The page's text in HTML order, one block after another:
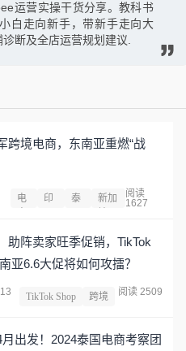
运营实操干货分享。教科书
白走向新手，带新手走向大
断及全店运营规划建议.
跨境电商，东南亚重燃“战
电
印
泰
新加
阅读
1627
助阵卖家旺季促销，TikTok
亚6.6大促将如何攻擂？
TikTok Shop 跨境 阅读 2509
出发！2024泰国电商考察团